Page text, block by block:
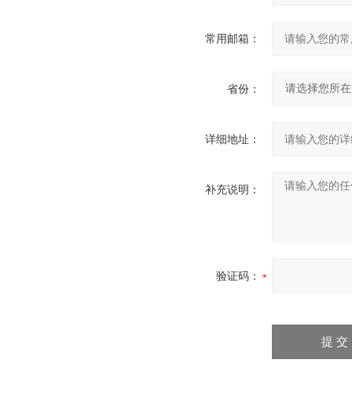
常用邮箱：
省份：
详细地址：
补充说明：
验证码：